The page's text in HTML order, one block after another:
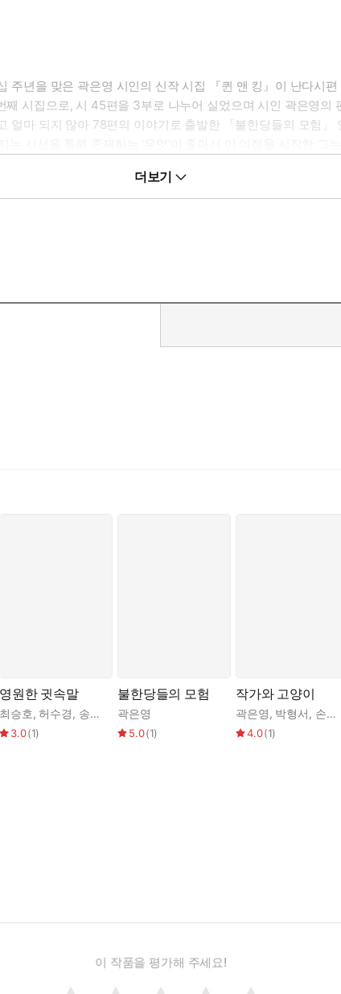
년을 맞은 곽은영 시인의 신작 시집 『퀸 앤 킹』이 난다시
째 시집으로, 시 45편을 3부로 나누어 실었으며 시인 곽은영
마 되지 않아 78편의 이야기로 출발한 「불한당들의 모험」
자라고 바람이 잠든 바다”에서 태어난 시인, “배를 폭풍우 치
는 써진다. 야릇한 일이지. 그대는 이 도시에서 묘지부터 판
있는 사내는 “바보였는가 광인이었는가”, 그리고 “멀쩡한 것
결하고 더 깊이 칼을 꽂으며 맹렬하게 타”오르라고(「사건과
상에서 마주한 것들. 딱 한 번 마주친 눈길에서 서로를 읽을
도 나는 네가 좋”다는 것. “사랑에 빠진 이들은 이 사랑이 특
때문에/용기가 있었기 때문에/아픔을 겪어야 했기 때문에/그
에 묶였다”는 진술 뒤에는 “침묵의 기원을 배우게” 했고 “붙
다려줘요/곧 만나러 갈게요”(「청포도」)라는 인사를 남기며.
길”을 갔던 ‘너’의 마지막을 배웅한 뒤 “바람의 수런거림을
더보기
영원한 귓속말
최승호,허수경, 송재학 김언희 ,정한아,성미정,김안
3.0(1)
불한당들의 모험
곽은영
5.0(1)
작가와 고양이
곽은영, 박형서, 손보미
4.0(1)
이 작품을 평가해 주세요!